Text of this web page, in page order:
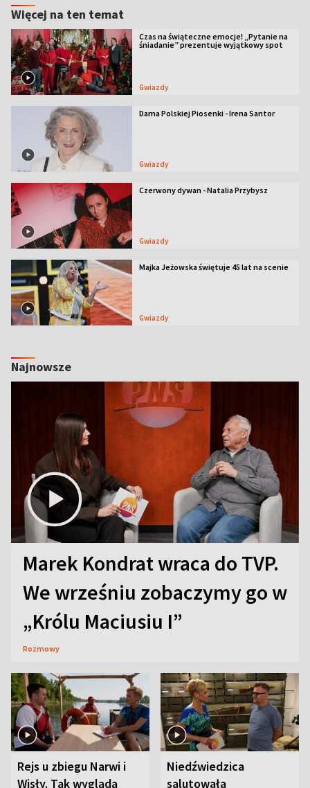
Więcej na ten temat
Czas na świąteczne emocje! „Pytanie na
śniadanie” prezentuje wyjątkowy spot
Gwiazdy
Dama Polskiej Piosenki - Irena Santor
Gwiazdy
Czerwony dywan - Natalia Przybysz
Gwiazdy
Majka Jeżowska świętuje 45 lat na scenie
Gwiazdy
Najnowsze
Marek Kondrat wraca do TVP.
We wrześniu zobaczymy go w
„Królu Maciusiu I”
Rozmowy
Rejs u zbiegu Narwi i
Wisły. Tak wygląda
Niedźwiedzica
salutowała